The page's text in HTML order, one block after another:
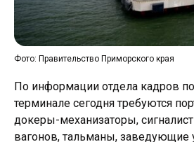
Фото: Правительство Приморского края
По информации отдела кадров
терминале сегодня требуются
докеры-механизаторы,
вагонов, тальманы, заведующие